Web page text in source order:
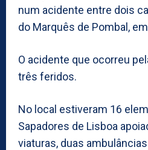
num acidente entre dois
do Marquês de Pombal,
O acidente que ocorreu
três feridos.
No local estiveram 16
Sapadores de Lisboa
viaturas, duas